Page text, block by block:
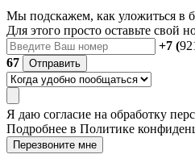
Мы подскажем, как уложиться в
Для этого просто оставьте свой
+7 (
67
Отправить
Я даю согласие на обработку
Подробнее в Политике
Перезвоните мне